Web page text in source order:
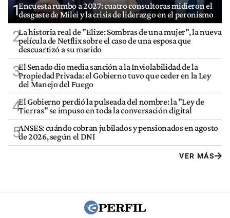
1Encuesta rumbo a 2027: cuatro consultoras midieron el
desgaste de Milei y la crisis de liderazgo en el peronismo
2La historia real de "Elize: Sombras de una mujer", la nueva
película de Netflix sobre el caso de una esposa que
descuartizó a su marido
3El Senado dio media sanción a la Inviolabilidad de la
Propiedad Privada: el Gobierno tuvo que ceder en la Ley
del Manejo del Fuego
4El Gobierno perdió la pulseada del nombre: la "Ley de
Tierras" se impuso en toda la conversación digital
5ANSES: cuándo cobran jubilados y pensionados en agosto
de 2026, según el DNI
VER MÁS